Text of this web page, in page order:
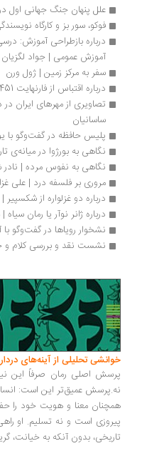
علل پنهان جنگ جهانی اول در
فوکو، سور بز و کارگاه نویسندگی
آموزش عمومی | جواد لگزیان
سفر به مرکز زمین | ژول ورن
درباره اقتباس از فارنهایت 451 | رامین بحرانی
ساسانيان
پلیس حافظه در گفت‌وگو با یوکو
نگاهی به بورژوا در میانه‌ی تاریخ و
نگاهی به نفوس مرده | نادر
مروری بر فلسفه درد | علی غزالی‌فر
درباره دو غزلواره از شکسپیر | سعیده
درباره ژانر نوآر یا رمان سیاه | مهرداد
نشخوار رویاها در گفت‌وگو با آریل
نشست نقد و بررسی کلام و جامعه
تحلیلی از آینه‌های دردار |
اصلی رمان صرفاً این نیست که
عمیق‌تر این است: انسان پس
معنا و هویت خود را حفظ
است و نه تسلیم. او راهی
بدون آنکه به خیانت، گریز از